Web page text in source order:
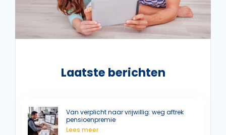
Laatste berichten
Van verplicht naar vrijwillig: weg aftrek
pensioenpremie
Lees meer